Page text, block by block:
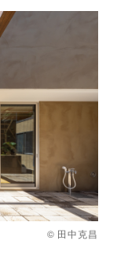
© 田中克昌